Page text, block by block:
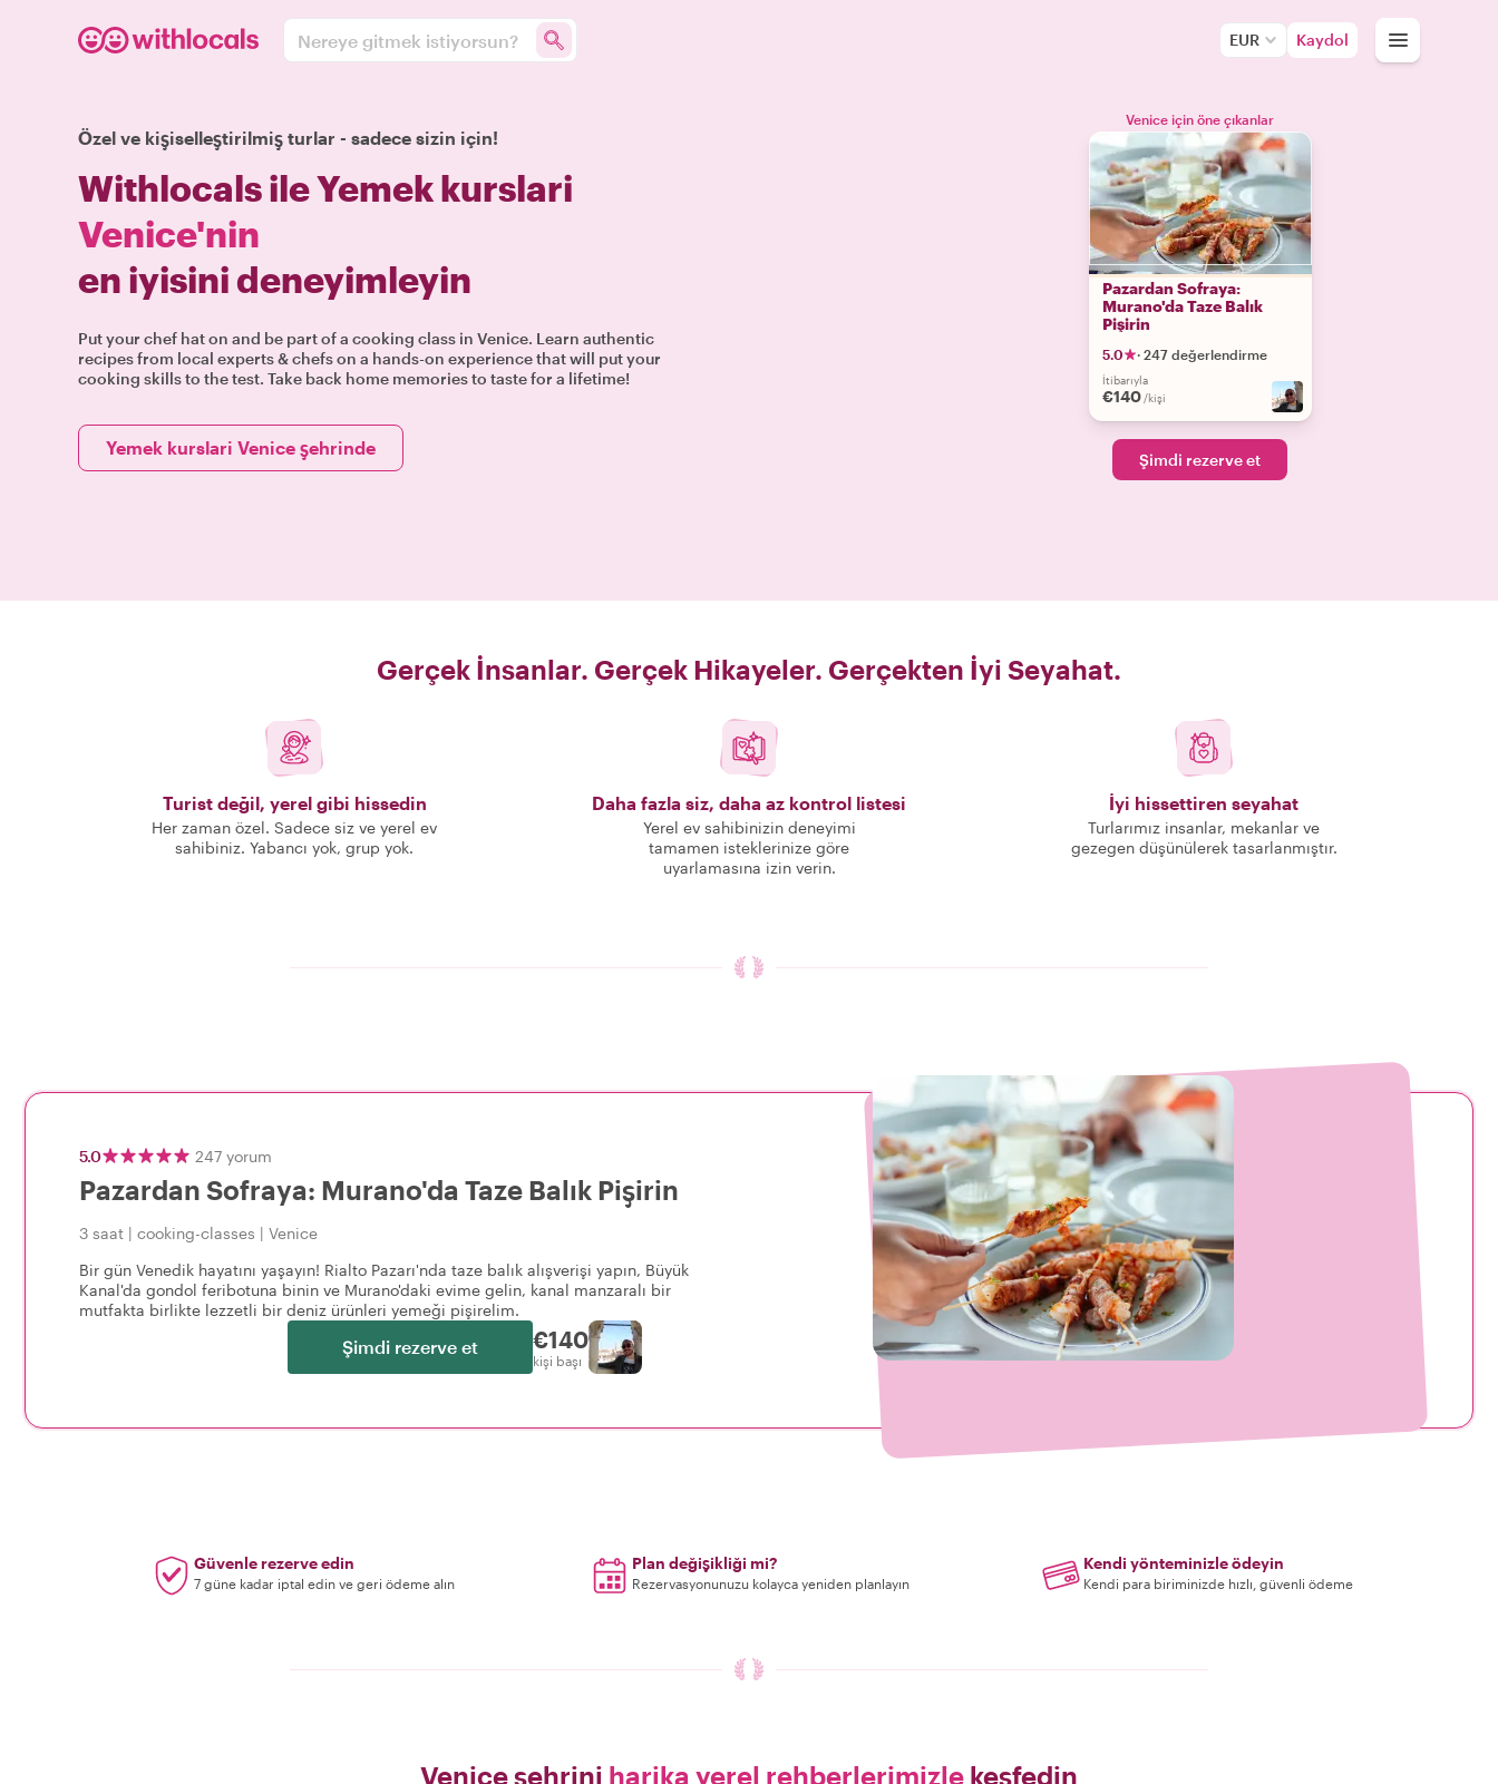
Nereye gitmek istiyorsun? EUR Kaydol
Özel ve kişiselleştirilmiş turlar - sadece sizin için!
Withlocals ile Yemek kurslari
Venice'nin
en iyisini deneyimleyin
Put your chef hat on and be part of a cooking class in Venice. Learn authentic
recipes from local experts & chefs on a hands-on experience that will put your
cooking skills to the test. Take back home memories to taste for a lifetime!
Yemek kurslari Venice şehrinde
Venice için öne çıkanlar
Pazardan Sofraya:
Murano'da Taze Balık
Pişirin
5.0 · 247 değerlendirme
İtibarıyla
€140 /kişi
Şimdi rezerve et
Gerçek İnsanlar. Gerçek Hikayeler. Gerçekten İyi Seyahat.
Turist değil, yerel gibi hissedin
Her zaman özel. Sadece siz ve yerel ev
sahibiniz. Yabancı yok, grup yok.
Daha fazla siz, daha az kontrol listesi
Yerel ev sahibinizin deneyimi
tamamen isteklerinize göre
uyarlamasına izin verin.
İyi hissettiren seyahat
Turlarımız insanlar, mekanlar ve
gezegen düşünülerek tasarlanmıştır.
5.0 247 yorum
Pazardan Sofraya: Murano'da Taze Balık Pişirin
3 saat | cooking-classes | Venice
Bir gün Venedik hayatını yaşayın! Rialto Pazarı'nda taze balık alışverişi yapın, Büyük
Kanal'da gondol feribotuna binin ve Murano'daki evime gelin, kanal manzaralı bir
mutfakta birlikte lezzetli bir deniz ürünleri yemeği pişirelim.
Şimdi rezerve et €140
kişi başı
Güvenle rezerve edin
7 güne kadar iptal edin ve geri ödeme alın
Plan değişikliği mi?
Rezervasyonunuzu kolayca yeniden planlayın
Kendi yönteminizle ödeyin
Kendi para biriminizde hızlı, güvenli ödeme
Venice şehrini harika yerel rehberlerimizle keşfedin